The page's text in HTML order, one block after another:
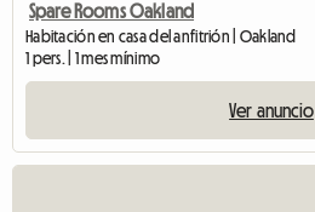
Spare Rooms Oakland
Habitación en casa del anfitrión | Oakland
1 pers. | 1 mes mínimo
Ver anuncio